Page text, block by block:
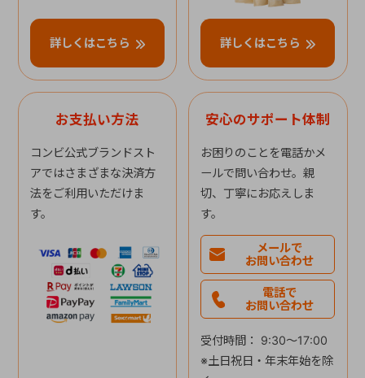
詳しくはこちら 詳しくはこちら
お支払い方法
コンビ公式ブランドスト
アではさまざまな決済方
法をご利用いただけま
す。
安心のサポート体制
お困りのことを電話かメ
ールで問い合わせ。親
切、丁寧にお応えしま
す。
メールで
お問い合わせ
電話で
お問い合わせ
受付時間： 9:30～17:00
※土日祝日・年末年始を除